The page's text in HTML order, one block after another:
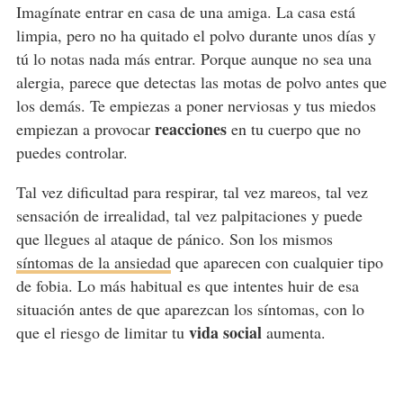
Imagínate entrar en casa de una amiga. La casa está
limpia, pero no ha quitado el polvo durante unos días y
tú lo notas nada más entrar. Porque aunque no sea una
alergia, parece que detectas las motas de polvo antes que
los demás. Te empiezas a poner nerviosas y tus miedos
empiezan a provocar reaccionesen tu cuerpo que no
puedes controlar.
Tal vez dificultad para respirar, tal vez mareos, tal vez
sensación de irrealidad, tal vez palpitaciones y puede
que llegues al ataque de pánico. Son los mismos
síntomas de la ansiedadque aparecen con cualquier tipo
de fobia. Lo más habitual es que intentes huir de esa
situación antes de que aparezcan los síntomas, con lo
que el riesgo de limitar tu vida socialaumenta.